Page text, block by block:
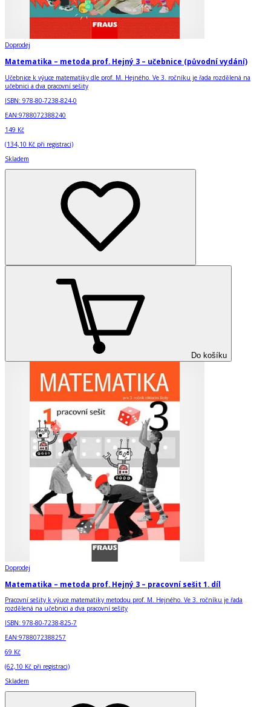
Doprodej
Matematika – metoda prof. Hejný 3 – učebnice (původní vydání)
Učebnice k výuce matematiky dle prof. M. Hejného. Ve 3. ročníku je řada rozdělená na
učebnici a dva pracovní sešity
ISBN: 978-80-7238-824-0
EAN:9788072388240
149 Kč
(134,10 Kč při registraci)
Skladem
Do košíku
Doprodej
Matematika – metoda prof. Hejný 3 – pracovní sešit 1. díl
Pracovní sešity k výuce matematiky metodou prof. M. Hejného. Ve 3. ročníku je řada
rozdělená na učebnici a dva pracovní sešity
ISBN: 978-80-7238-825-7
EAN:9788072388257
69 Kč
(62,10 Kč při registraci)
Skladem